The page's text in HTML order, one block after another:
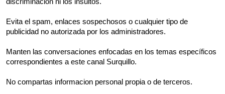
Evita el spam, enlaces sospechosos o cualquier tipo de
publicidad no autorizada por los administradores.
Manten las conversaciones enfocadas en los temas específicos
correspondientes a este canal Surquillo.
No compartas informacion personal propia o de terceros.